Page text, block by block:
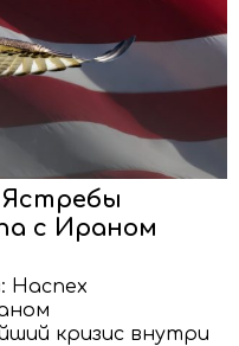
Ястребы
с Ираном
Наспех
кризис внутри